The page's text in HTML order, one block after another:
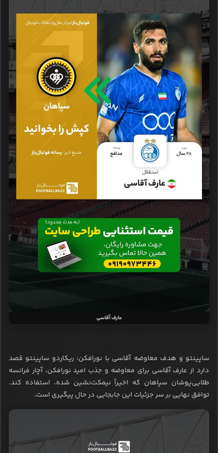
عارف آقاسی
ساپینتو و هدف معاوضه آقاسی با نورافکن: ریکاردو ساپینتو قصد
دارد از عارف آقاسی برای معاوضه و جذب امید نورافکن، آچار فرانسه
طلایی‌پوشان سپاهان که اخیراً نیمکت‌نشین شده، استفاده کند.
توافق نهایی بر سر جزئیات این جابجایی در حال پیگیری است.